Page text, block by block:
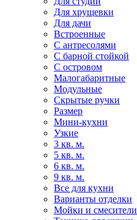
Для хрущевки
Для дачи
Встроенные
С антресолями
С барной стойкой
С островом
Малогабаритные
Модульные
Скрытые ручки
Размер
Мини-кухни
Узкие
3 кв. м.
5 кв. м.
6 кв. м.
9 кв. м.
Все для кухни
Варианты отделки
Мойки и смесители